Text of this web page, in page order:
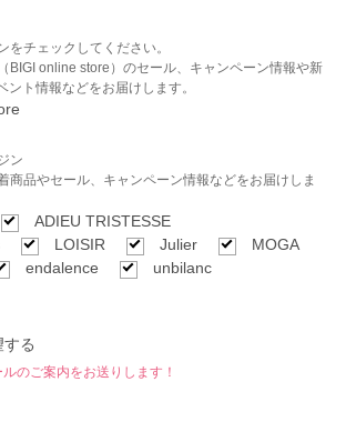
をチェックしてください。
BIGI online store）のセール、キャンペーン情報や新
ント情報などをお届けします。
ン
商品やセール、キャンペーン情報などをお届けしま
ADIEU TRISTESSE
LOISIR Julier
MOGA
endalence unbilanc
る
のご案内をお送りします！